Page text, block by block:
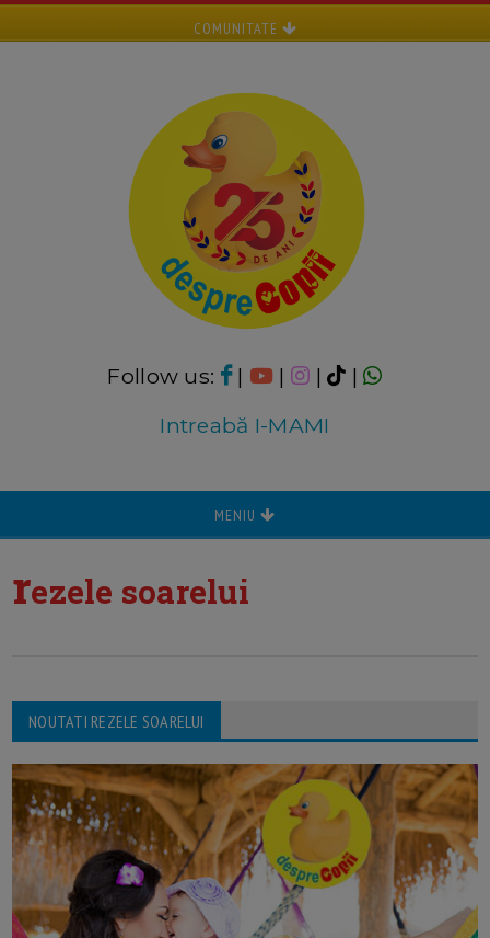
COMUNITATE
Follow us: | | |
|
Intreabă I-MAMI
MENIU
rezele soarelui
NOUTATI REZELE SOARELUI